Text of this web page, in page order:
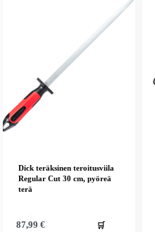
Dick teräksinen teroitusviila
Regular Cut 30 cm, pyöreä
terä
87,99 € 🛒